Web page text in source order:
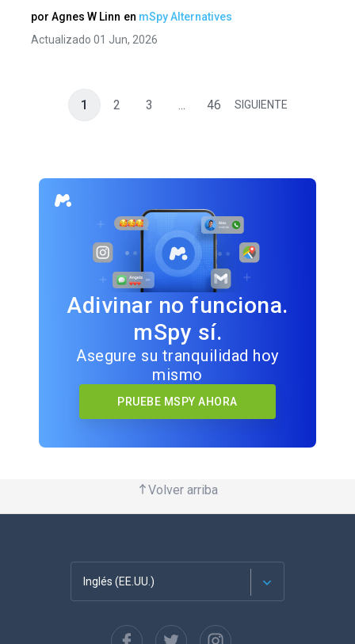
por Agnes W Linn en mSpy Alternatives
Actualizado 01 Jun, 2026
1 2 3 ... 46 SIGUIENTE
Adivinar no funciona.
mSpy sí.
Asegure su tranquilidad hoy
mismo
PRUEBE MSPY AHORA
Volver arriba
Inglés (EE.UU.)